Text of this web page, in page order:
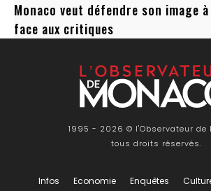
Monaco veut défendre son image
face aux critiques
1995 - 2026 © l'Observateur de
tous droits réservés.
Infos Economie Enquêtes